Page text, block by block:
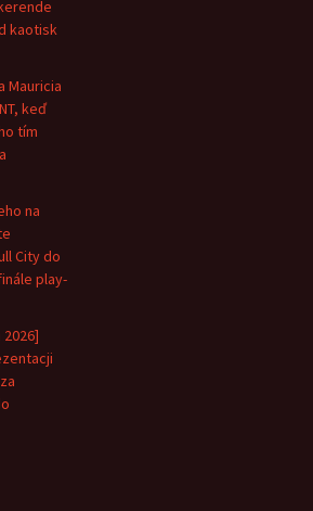
kaotisk
Mauricia
keď
tím
na
City do
play-